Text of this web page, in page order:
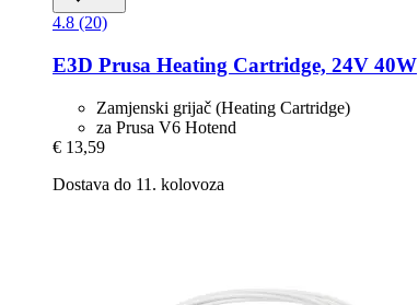
4.8 (20)
E3D Prusa Heating Cartridge, 24V 40W
Zamjenski grijač (Heating Cartridge)
za Prusa V6 Hotend
€ 13,59
Dostava do 11. kolovoza